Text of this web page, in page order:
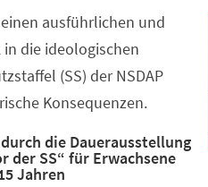
ausführlichen und
die ideologischen
(SS) der NSDAP
Konsequenzen.
die Dauerausstellung
der SS“ für Erwachsene
Jahren